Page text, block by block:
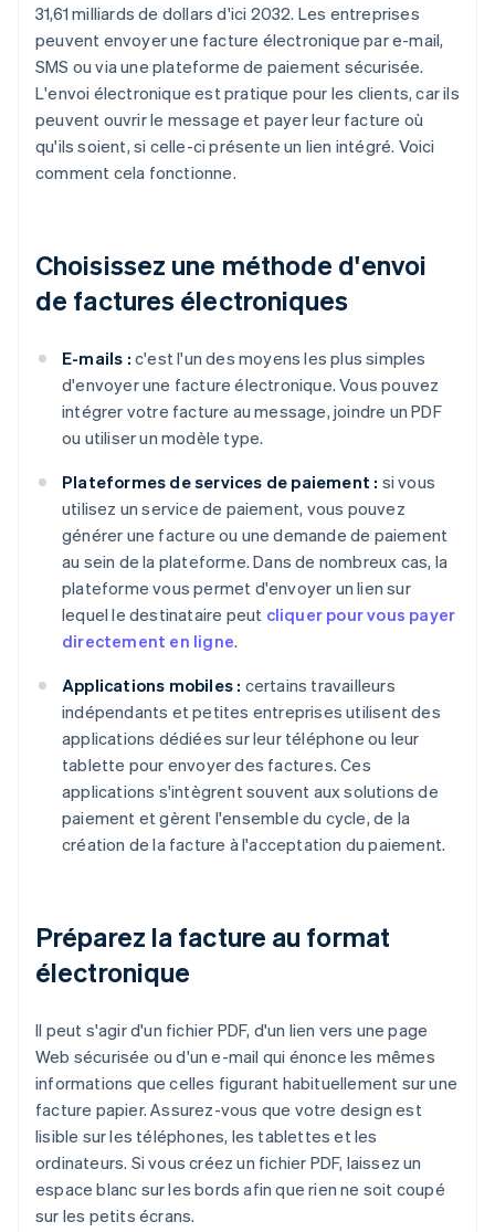
31,61 milliards de dollars d'ici 2032. Les entreprises
peuvent envoyer une facture électronique par e-mail,
SMS ou via une plateforme de paiement sécurisée.
L'envoi électronique est pratique pour les clients, car ils
peuvent ouvrir le message et payer leur facture où
qu'ils soient, si celle-ci présente un lien intégré. Voici
comment cela fonctionne.
Choisissez une méthode d'envoi
de factures électroniques
E-mails : c'est l'un des moyens les plus simples
d'envoyer une facture électronique. Vous pouvez
intégrer votre facture au message, joindre un PDF
ou utiliser un modèle type.
Plateformes de services de paiement : si vous
utilisez un service de paiement, vous pouvez
générer une facture ou une demande de paiement
au sein de la plateforme. Dans de nombreux cas, la
plateforme vous permet d'envoyer un lien sur
lequel le destinataire peut cliquer pour vous payer
directement en ligne.
Applications mobiles : certains travailleurs
indépendants et petites entreprises utilisent des
applications dédiées sur leur téléphone ou leur
tablette pour envoyer des factures. Ces
applications s'intègrent souvent aux solutions de
paiement et gèrent l'ensemble du cycle, de la
création de la facture à l'acceptation du paiement.
Préparez la facture au format
électronique
Il peut s'agir d'un fichier PDF, d'un lien vers une page
Web sécurisée ou d'un e-mail qui énonce les mêmes
informations que celles figurant habituellement sur une
facture papier. Assurez-vous que votre design est
lisible sur les téléphones, les tablettes et les
ordinateurs. Si vous créez un fichier PDF, laissez un
espace blanc sur les bords afin que rien ne soit coupé
sur les petits écrans.